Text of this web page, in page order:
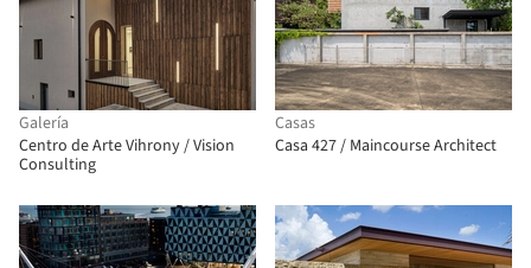
Galería
Centro de Arte Vihrony / Vision
Consulting
Casas
Casa 427 / Maincourse Architect